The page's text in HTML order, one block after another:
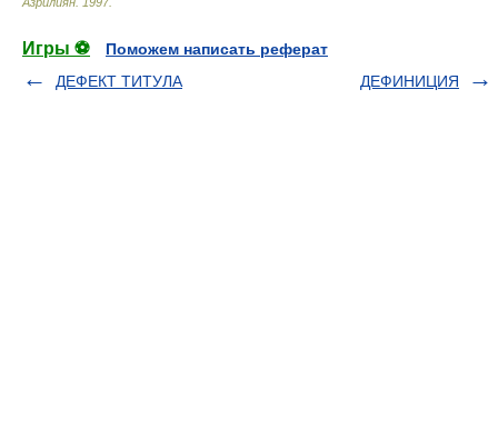
Игры ⚽
Поможем написать реферат
ДЕФЕКТ ТИТУЛА
ДЕФИНИЦИЯ